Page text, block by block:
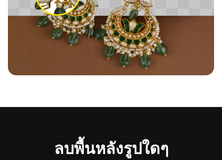
ลบพื้นหลังรูปใดๆ